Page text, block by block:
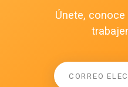
Únete,